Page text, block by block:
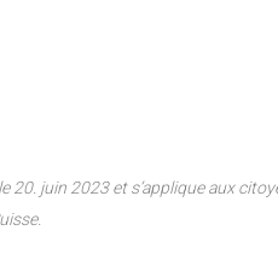
20. juin 2023 et s’applique aux